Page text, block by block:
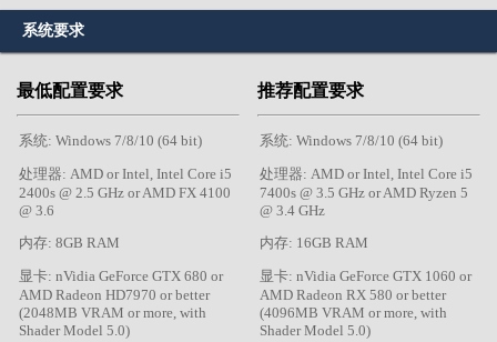
系统要求
最低配置要求
系统: Windows 7/8/10 (64 bit)
处理器: AMD or Intel, Intel Core i5
2400s @ 2.5 GHz or AMD FX 4100
@ 3.6
内存: 8GB RAM
显卡: nVidia GeForce GTX 680 or
AMD Radeon HD7970 or better
(2048MB VRAM or more, with
Shader Model 5.0)
推荐配置要求
系统: Windows 7/8/10 (64 bit)
处理器: AMD or Intel, Intel Core i5
7400s @ 3.5 GHz or AMD Ryzen 5
@ 3.4 GHz
内存: 16GB RAM
显卡: nVidia GeForce GTX 1060 or
AMD Radeon RX 580 or better
(4096MB VRAM or more, with
Shader Model 5.0)